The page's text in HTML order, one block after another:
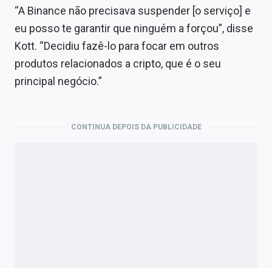
“A Binance não precisava suspender [o serviço] e
eu posso te garantir que ninguém a forçou”, disse
Kott. “Decidiu fazê-lo para focar em outros
produtos relacionados a cripto, que é o seu
principal negócio.”
CONTINUA DEPOIS DA PUBLICIDADE